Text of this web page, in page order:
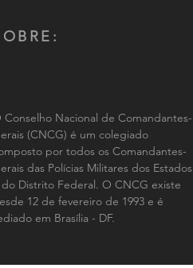
Conselho Nacional de Comandantes-
(CNCG) é um colegiado
por todos os Comandantes-
das Polícias Militares dos Estados
do Distrito Federal. O CNCG existe
12 de fevereiro de 1993 e é
em Brasília - DF.